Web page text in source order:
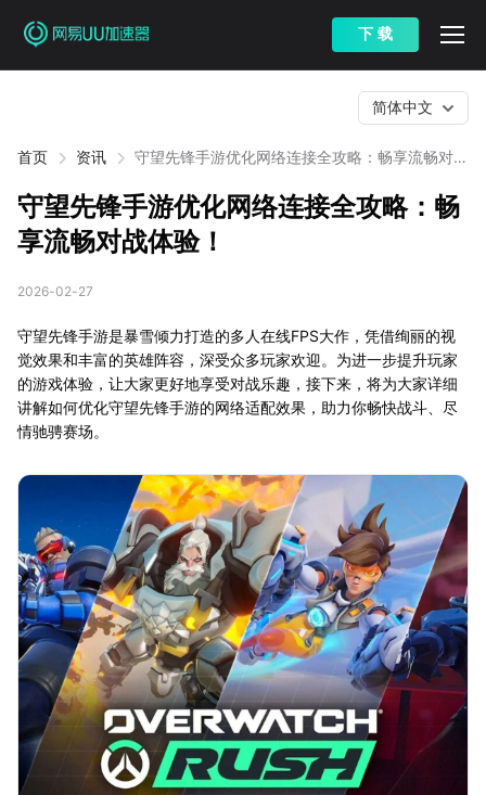
下 载
首页 资讯
守望先锋手游优化网络连接全攻略：畅享流畅对战
简体中文
守望先锋手游优化网络连接全攻略：畅
享流畅对战体验！
2026-02-27
守望先锋手游是暴雪倾力打造的多人在线FPS大作，凭借绚丽的视
觉效果和丰富的英雄阵容，深受众多玩家欢迎。为进一步提升玩家
的游戏体验，让大家更好地享受对战乐趣，接下来，将为大家详细
讲解如何优化守望先锋手游的网络适配效果，助力你畅快战斗、尽
情驰骋赛场。